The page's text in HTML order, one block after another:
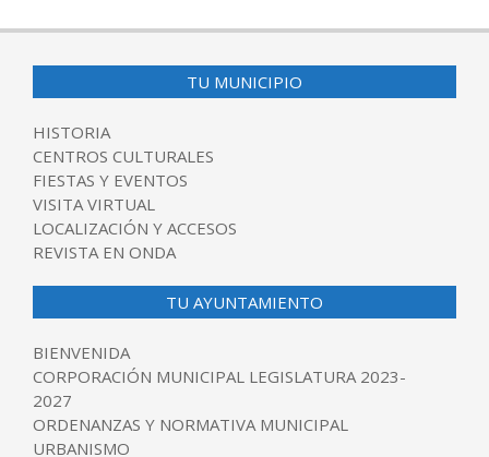
TU MUNICIPIO
HISTORIA
CENTROS CULTURALES
FIESTAS Y EVENTOS
VISITA VIRTUAL
LOCALIZACIÓN Y ACCESOS
REVISTA EN ONDA
TU AYUNTAMIENTO
BIENVENIDA
CORPORACIÓN MUNICIPAL LEGISLATURA 2023-
2027
ORDENANZAS Y NORMATIVA MUNICIPAL
URBANISMO